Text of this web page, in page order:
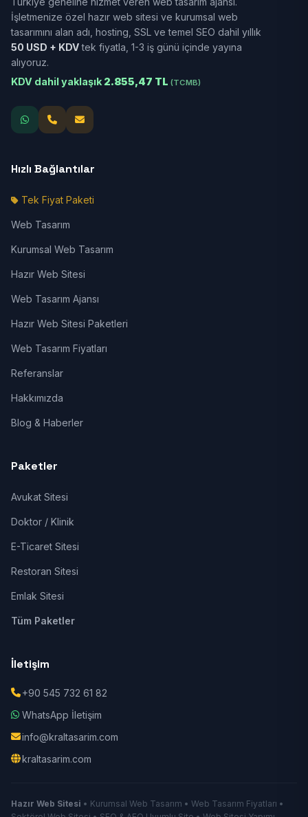
İşletmenize özel hazır web sitesi ve kurumsal web
tasarımını alan adı, hosting, SSL ve temel SEO dahil yıllık
50 USD + KDVtek fiyatla, 1-3 iş günü içinde yayına
alıyoruz.
KDV dahil yaklaşık 2.855,47 TL (TCMB)
Hızlı Bağlantılar
Tek Fiyat Paketi
Web Tasarım
Kurumsal Web Tasarım
Hazır Web Sitesi
Web Tasarım Ajansı
Hazır Web Sitesi Paketleri
Web Tasarım Fiyatları
Referanslar
Hakkımızda
Blog & Haberler
Paketler
Avukat Sitesi
Doktor / Klinik
E-Ticaret Sitesi
Restoran Sitesi
Emlak Sitesi
Tüm Paketler
İletişim
+90 545 732 61 82
WhatsApp İletişim
info@kraltasarim.com
kraltasarim.com
Hazır Web Sitesi • Kurumsal Web Tasarım • Web Tasarım Fiyatları •